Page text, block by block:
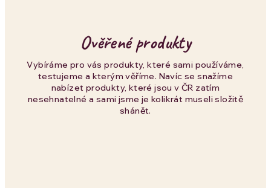
ý
p
i
s
Ověřené produkty
Vybíráme pro vás produkty, které sami používáme,
testujeme a kterým věříme. Navíc se snažíme
nabízet produkty, které jsou v ČR zatím
nesehnatelné a sami jsme je kolikrát museli složitě
shánět.